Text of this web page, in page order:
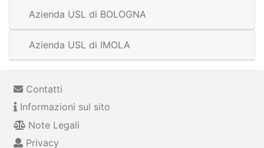
Azienda USL di BOLOGNA
Azienda USL di IMOLA
Contatti
Informazioni sul sito
Note Legali
Privacy